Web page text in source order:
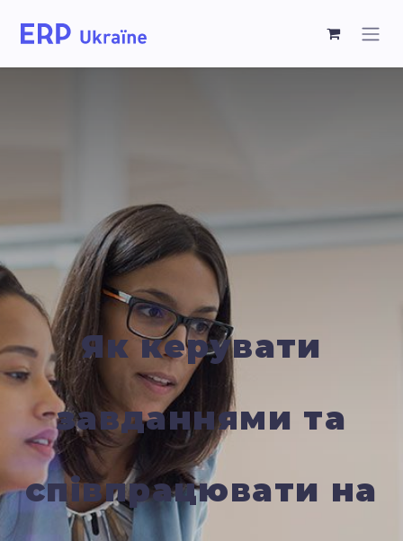
Як керувати
завданнями та
співпрацювати на